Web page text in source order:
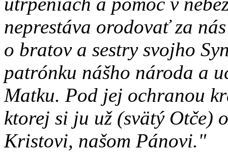
neprestáva orodovať za
o bratov a sestry svojho
patrónku nášho národa a
Matku. Pod jej ochranou
ktorej si ju už (svätý Otče)
Kristovi, našom Pánovi."